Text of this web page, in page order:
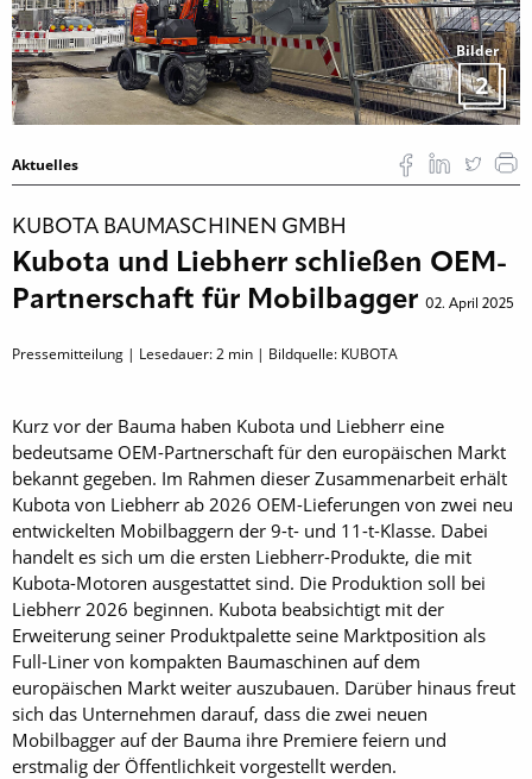
Bilder
2
Aktuelles
KUBOTA BAUMASCHINEN GMBH
Kubota und Liebherr schließen OEM-
Partnerschaft für Mobilbagger 02. April 2025
Pressemitteilung | Lesedauer:2 min | Bildquelle: KUBOTA
Kurz vor der Bauma haben Kubota und Liebherr eine
bedeutsame OEM-Partnerschaft für den europäischen Markt
bekannt gegeben. Im Rahmen dieser Zusammenarbeit erhält
Kubota von Liebherr ab 2026 OEM-Lieferungen von zwei neu
entwickelten Mobilbaggern der 9-t- und 11-t-Klasse. Dabei
handelt es sich um die ersten Liebherr-Produkte, die mit
Kubota-Motoren ausgestattet sind. Die Produktion soll bei
Liebherr 2026 beginnen. Kubota beabsichtigt mit der
Erweiterung seiner Produktpalette seine Marktposition als
Full-Liner von kompakten Baumaschinen auf dem
europäischen Markt weiter auszubauen. Darüber hinaus freut
sich das Unternehmen darauf, dass die zwei neuen
Mobilbagger auf der Bauma ihre Premiere feiern und
erstmalig der Öffentlichkeit vorgestellt werden.